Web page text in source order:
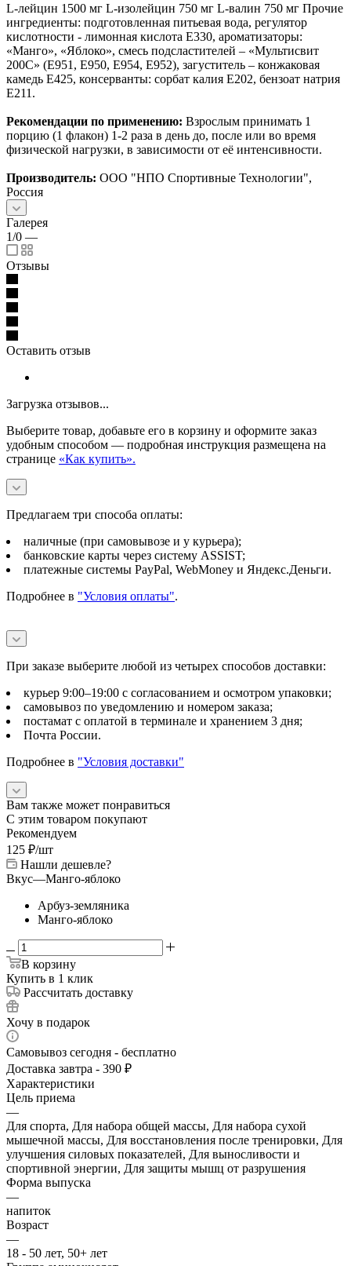
L-лейцин 1500 мг L-изолейцин 750 мг L-валин 750 мг Прочие
ингредиенты: подготовленная питьевая вода, регулятор
кислотности - лимонная кислота Е330, ароматизаторы:
«Манго», «Яблоко», смесь подсластителей – «Мультисвит
200С» (Е951, Е950, Е954, Е952), загуститель – конжаковая
камедь Е425, консерванты: сорбат калия Е202, бензоат натрия
Е211.
Рекомендации по применению: Взрослым принимать 1
порцию (1 флакон) 1-2 раза в день до, после или во время
физической нагрузки, в зависимости от её интенсивности.
Производитель: ООО "НПО Спортивные Технологии",
Россия
Галерея
1/0 —
Отзывы
Оставить отзыв
Загрузка отзывов...
Выберите товар, добавьте его в корзину и оформите заказ
удобным способом — подробная инструкция размещена на
странице «Как купить».
Предлагаем три способа оплаты:
наличные (при самовывозе и у курьера);
банковские карты через систему ASSIST;
платежные системы PayPal, WebMoney и Яндекс.Деньги.
Подробнее в "Условия оплаты".
При заказе выберите любой из четырех способов доставки:
курьер 9:00–19:00 с согласованием и осмотром упаковки;
самовывоз по уведомлению и номером заказа;
постамат с оплатой в терминале и хранением 3 дня;
Почта России.
Подробнее в "Условия доставки"
Вам также может понравиться
С этим товаром покупают
Рекомендуем
125 ₽/шт
Нашли дешевле?
Вкус—Манго-яблоко
Арбуз-земляника
Манго-яблоко
В корзину
Купить в 1 клик
Рассчитать доставку
Хочу в подарок
Самовывоз сегодня - бесплатно
Доставка завтра - 390 ₽
Характеристики
Цель приема
—
Для спорта, Для набора общей массы, Для набора сухой
мышечной массы, Для восстановления после тренировки, Для
улучшения силовых показателей, Для выносливости и
спортивной энергии, Для защиты мышц от разрушения
Форма выпуска
—
напиток
Возраст
—
18 - 50 лет, 50+ лет